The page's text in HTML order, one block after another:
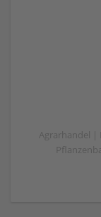
Agrarhandel |